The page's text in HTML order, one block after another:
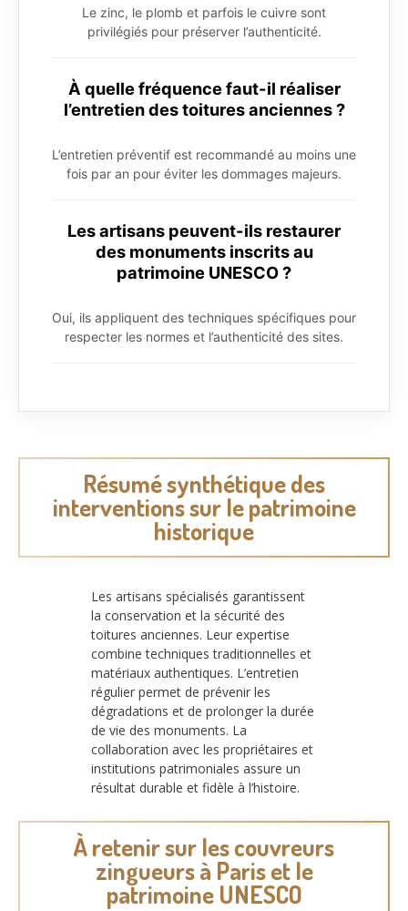
Le zinc, le plomb et parfois le cuivre sont
privilégiés pour préserver l’authenticité.
À quelle fréquence faut-il réaliser
l’entretien des toitures anciennes ?
L’entretien préventif est recommandé au moins une
fois par an pour éviter les dommages majeurs.
Les artisans peuvent-ils restaurer
des monuments inscrits au
patrimoine UNESCO ?
Oui, ils appliquent des techniques spécifiques pour
respecter les normes et l’authenticité des sites.
Résumé synthétique des
interventions sur le patrimoine
historique
Les artisans spécialisés garantissent
la conservation et la sécurité des
toitures anciennes. Leur expertise
combine techniques traditionnelles et
matériaux authentiques. L’entretien
régulier permet de prévenir les
dégradations et de prolonger la durée
de vie des monuments. La
collaboration avec les propriétaires et
institutions patrimoniales assure un
résultat durable et fidèle à l’histoire.
À retenir sur les couvreurs
zingueurs à Paris et le
patrimoine UNESCO